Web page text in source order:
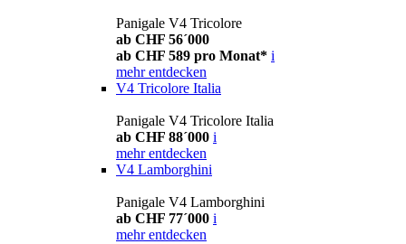
Panigale V4 Tricolore
ab CHF 56´000
ab CHF 589 pro Monat* i
mehr entdecken
V4 Tricolore Italia
Panigale V4 Tricolore Italia
ab CHF 88´000 i
mehr entdecken
V4 Lamborghini
Panigale V4 Lamborghini
ab CHF 77´000 i
mehr entdecken